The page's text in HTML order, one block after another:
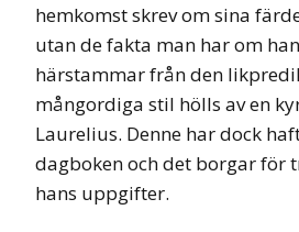
hemkomst skrev om sina
utan de fakta man har om
härstammar från den
mångordiga stil hölls av en
Laurelius. Denne har dock
dagboken och det borgar för
hans uppgifter.